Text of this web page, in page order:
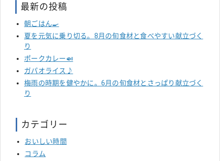
最新の投稿
朝ごはん🍳
夏を元気に乗り切る。8月の旬食材と食べやすい献立づく
り
ポークカレー🍛
ガパオライス♪
梅雨の時期を健やかに。6月の旬食材とさっぱり献立づく
り
カテゴリー
おいしい時間
コラム